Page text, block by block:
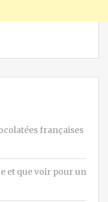
françaises
et que voir pour un